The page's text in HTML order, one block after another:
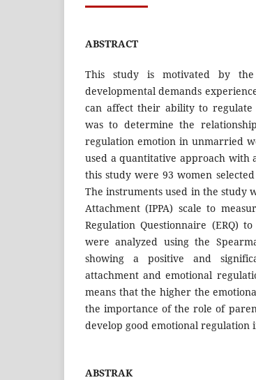
ABSTRACT
This study is motivated by
developmental demands
can affect their ability to regulate
was to determine the
regulation emotion in unmarried
used a quantitative approach with
this study were 93 women
The instruments used in the study
Attachment (IPPA) scale to
Regulation Questionnaire (ERQ)
were analyzed using the
showing a positive and
attachment and emotional
means that the higher the
the importance of the role of
develop good emotional regulation
ABSTRAK